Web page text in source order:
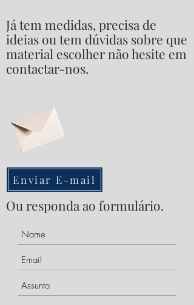
Já tem medidas, precisa de
ideias ou tem dúvidas sobre que
material escolher não hesite em
contactar-nos.
Enviar E-mail
Ou responda ao formulário.